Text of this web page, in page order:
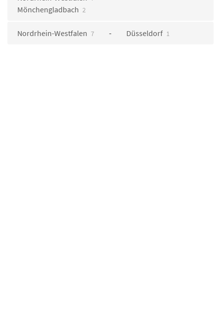
Mönchengladbach 2
Nordrhein-Westfalen 7 Düsseldorf 1